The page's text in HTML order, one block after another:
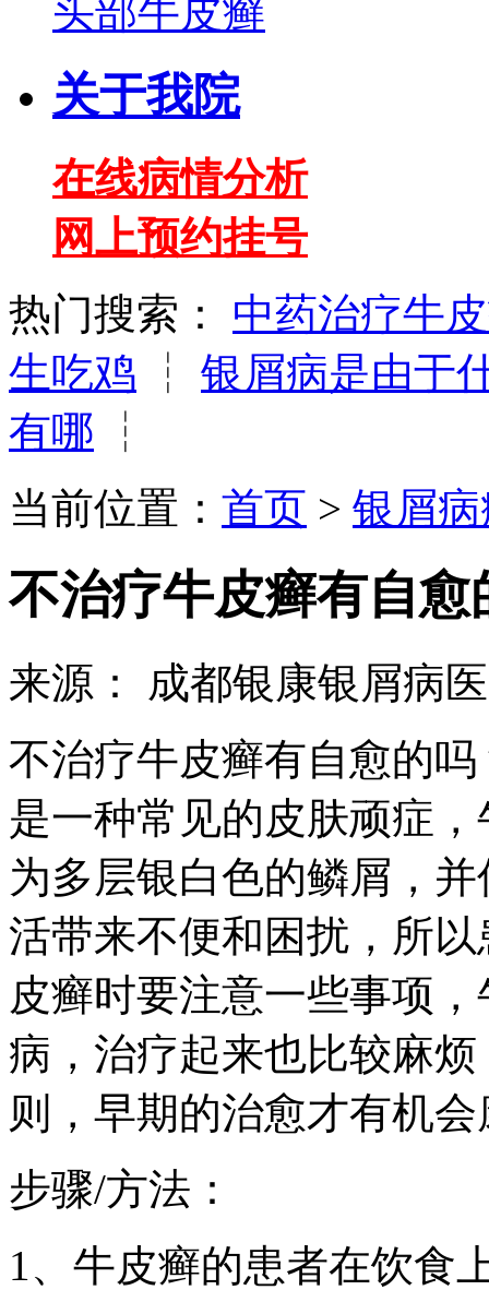
头部牛皮癣
关于我院
在线病情分析
网上预约挂号
热门搜索：
中药治疗牛
生吃鸡 ┆ 银屑病是由于
有哪 ┆
当前位置： 首页 > 银屑
不治疗牛皮癣有自愈
来源： 成都银康银屑病
不治疗牛皮癣有自愈的
是一种常见的皮肤顽症
为多层银白色的鳞屑，
活带来不便和困扰，所
皮癣时要注意一些事项
病，治疗起来也比较麻
则，早期的治愈才有机
步骤/方法：
1、牛皮癣的患者在饮食